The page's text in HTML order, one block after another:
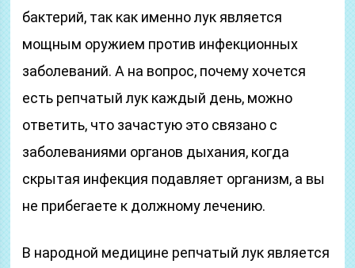
бактерий, так как именно лук является
мощным оружием против инфекционных
заболеваний. А на вопрос, почему хочется
есть репчатый лук каждый день, можно
ответить, что зачастую это связано с
заболеваниями органов дыхания, когда
скрытая инфекция подавляет организм, а вы
не прибегаете к должному лечению.
В народной медицине репчатый лук является